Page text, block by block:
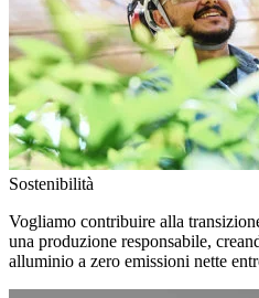
Sostenibilità
Vogliamo contribuire alla
una produzione responsabile,
alluminio a zero emissioni nette